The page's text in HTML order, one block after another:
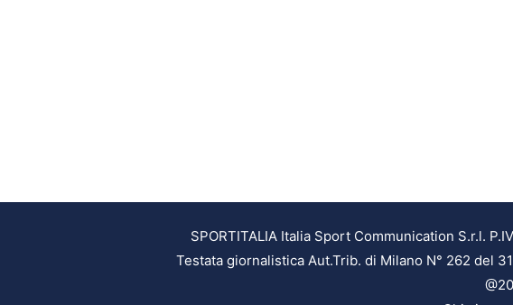
SPORTITALIA Italia Sport Communication S.r.l.
Testata giornalistica Aut.Trib. di Milano N° 262 del